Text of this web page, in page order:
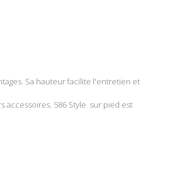
Sa hauteur facilite l'entretien et
accessoires. 586 Style sur pied est